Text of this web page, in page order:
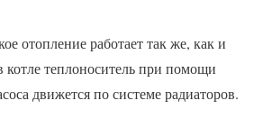
отопление работает так же, как и
котле теплоноситель при помощи
движется по системе радиаторов.